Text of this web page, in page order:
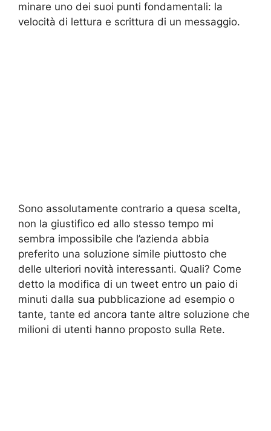
minare uno dei suoi punti fondamentali: la
velocità di lettura e scrittura di un messaggio.
Sono assolutamente contrario a quesa scelta,
non la giustifico ed allo stesso tempo mi
sembra impossibile che l’azienda abbia
preferito una soluzione simile piuttosto che
delle ulteriori novità interessanti. Quali? Come
detto la modifica di un tweet entro un paio di
minuti dalla sua pubblicazione ad esempio o
tante, tante ed ancora tante altre soluzione che
milioni di utenti hanno proposto sulla Rete.